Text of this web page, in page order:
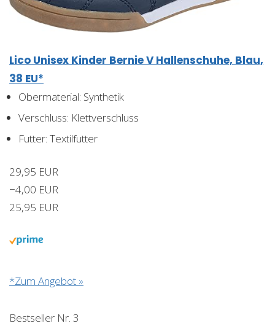
Lico Unisex Kinder Bernie V Hallenschuhe, Blau,
38 EU*
Obermaterial: Synthetik
Verschluss: Klettverschluss
Futter: Textilfutter
29,95 EUR
−4,00 EUR
25,95 EUR
*Zum Angebot »
Bestseller Nr. 3